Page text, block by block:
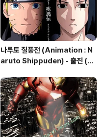
나루토 질풍전 (Animation : N
aruto Shippuden) - 출진 (出
o The Front Lines